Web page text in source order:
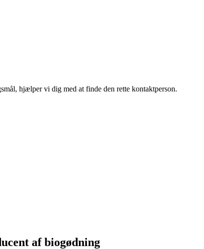
hjælper vi dig med at finde den rette kontaktperson.
af biogødning